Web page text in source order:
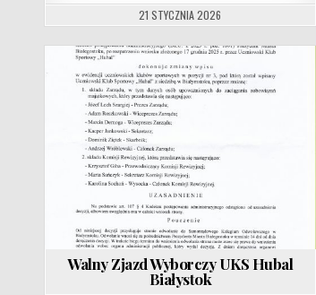
21 STYCZNIA 2026
Walny Zjazd Wyborczy UKS Hubal
Białystok